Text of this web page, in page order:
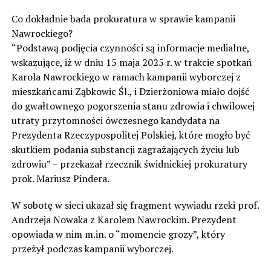
Co dokładnie bada prokuratura w sprawie kampanii
Nawrockiego?
“Podstawą podjęcia czynności są informacje medialne,
wskazujące, iż w dniu 15 maja 2025 r. w trakcie spotkań
Karola Nawrockiego w ramach kampanii wyborczej z
mieszkańcami Ząbkowic Śl., i Dzierżoniowa miało dojść
do gwałtownego pogorszenia stanu zdrowia i chwilowej
utraty przytomności ówczesnego kandydata na
Prezydenta Rzeczypospolitej Polskiej, które mogło być
skutkiem podania substancji zagrażających życiu lub
zdrowiu” – przekazał rzecznik świdnickiej prokuratury
prok. Mariusz Pindera.
W sobotę w sieci ukazał się fragment wywiadu rzeki prof.
Andrzeja Nowaka z Karolem Nawrockim. Prezydent
opowiada w nim m.in. o “momencie grozy”, który
przeżył podczas kampanii wyborczej.